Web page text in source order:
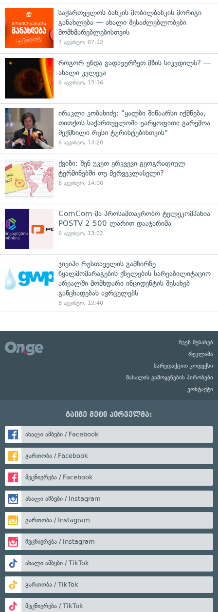
საქართველოს ბანკის მობილბანკის მორიგი
განახლება — ახალი შესაძლებლობები
მომხმარებლებისთვის
7 აგვისტო, 07:12
როგორ უნდა გადავურჩეთ მზის სიკვდილს? —
ახალი კვლევა
6 აგვისტო, 15:36
ირაკლი კობახიძე: "ყალბი შინაარსი იქმნება,
თითქოს საქართველოში უარყოფითი გარემოა
შექმნილი რუსი ტურისტებისთვის"
6 აგვისტო, 14:20
ქვიზი: შენ უკეთ ერკვევი გეოგრაფიულ
ტერმინებში თუ მერვეკლასელი?
6 აგვისტო, 14:00
ComCom-მა პროსამთავრობო ტელეკომპანია
POSTV 2 500 ლარით დააჯარიმა
6 აგვისტო, 13:02
ჯივიპი რუსთაველის გამზირზე
წყალმომარაგების ქსელების სარეაბილიტაციო
არეალში მომხდარი ინციდენტის შესახებ
განცხადებას ავრცელებს
6 აგვისტო, 12:40
ჩვენ შესახებ
რეკლამა
სარედაქციო კოდექსი
მასალის გამოყენების პირობები
კონტაქტი
გაიგე მეტი პირველმა:
ახალი ამბები / Facebook
გართობა / Facebook
მეცნიერება / Facebook
ახალი ამბები / Instagram
გართობა / Instagram
მეცნიერება / Instagram
ახალი ამბები / TikTok
გართობა / TikTok
მეცნიერება / TikTok